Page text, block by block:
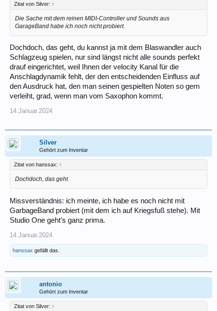
Zitat von Silver: ↑
Die Sache mit dem reinen MIDI-Controller und Sounds aus
GarageBand habe ich noch nicht probiert.
Dochdoch, das geht, du kannst ja mit dem Blaswandler auch
Schlagzeug spielen, nur sind längst nicht alle sounds perfekt
drauf eingerichtet, weil Ihnen der velocity Kanal für die
Anschlagdynamik fehlt, der den entscheidenden Einfluss auf
den Ausdruck hat, den man seinen gespielten Noten so gern
verleiht, grad, wenn man vom Saxophon kommt.
14.Januar.2024
Silver
Gehört zum Inventar
Zitat von hanssax: ↑
Dochdoch, das geht
Missverständnis: ich meinte, ich habe es noch nicht mit
GarbageBand probiert (mit dem ich auf Kriegsfuß stehe). Mit
Studio One geht’s ganz prima.
14.Januar.2024
hanssax gefällt das.
antonio
Gehört zum Inventar
Zitat von Silver: ↑